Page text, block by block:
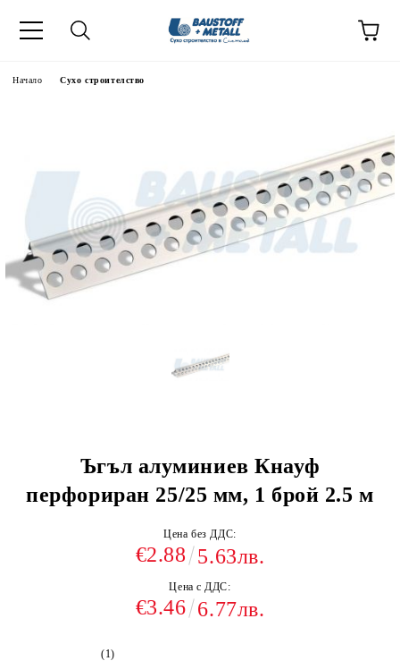
Начало Сухо строителство
Ъгъл алуминиев Кнауф
перфориран 25/25 мм, 1 брой 2.5 м
Цена без ДДС:
€2.88 5.63лв.
Цена с ДДС:
€3.46 6.77лв.
(1)